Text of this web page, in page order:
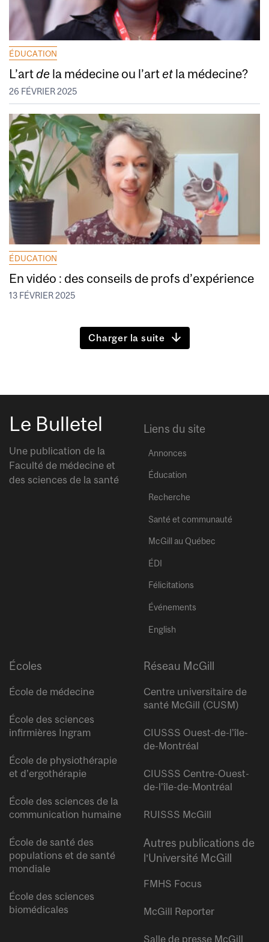
ÉDUCATION
L’artde la médecine ou l’artet la médecine?
26 FÉVRIER 2025
ÉDUCATION
En vidéo : des conseils de profs d’expérience
13 FÉVRIER 2025
Charger la suite
Le Bulletel
Une publication de la
Faculté de médecine et
des sciences de la santé
Liens du site
Annonces
Éducation
Recherche
Santé et communauté
McGill au Québec
ÉDI
Félicitations
Événements
English
Écoles
École de médecine
École des sciences
infirmières Ingram
École de physiothérapie
et d’ergothérapie
École des sciences de la
communication humaine
École de santé des
populations et de santé
mondiale
École des sciences
biomédicales
Réseau McGill
Centre universitaire de
santé McGill (CUSM)
CIUSSS Ouest-de-l’île-
de-Montréal
CIUSSS Centre-Ouest-
de-l’île-de-Montréal
RUISSS McGill
Autres publications de
l’Université McGill
FMHS Focus
McGill Reporter
Salle de presse McGill